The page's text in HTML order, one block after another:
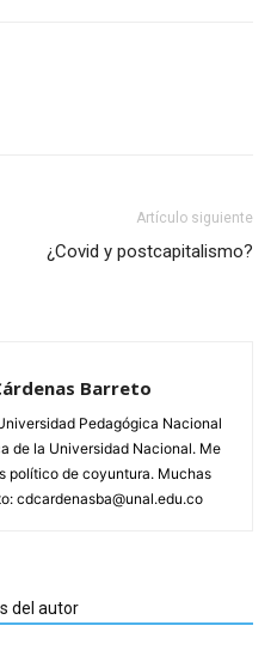
Artículo siguiente
¿Covid y postcapitalismo?
Barreto
Pedagógica Nacional
de la Universidad Nacional. Me
político de coyuntura. Muchas
cdcardenasba@unal.edu.co
del autor